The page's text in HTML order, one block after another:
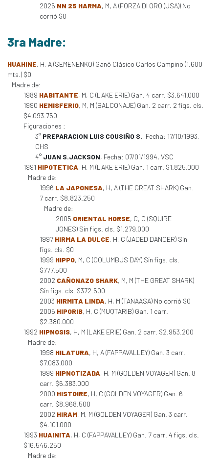
2025 NN 25 HARMA, M, A (FORZA DI ORO (USA)) No
corrió $0
3ra Madre:
HUAHINE, H, A (SEMENENKO) Ganó Clásico Carlos Campino (1.600
mts.) $0
Madre de:
1989 HABITANTE, M, C (LAKE ERIE) Gan. 4 carr. $3.641.000
1990 HEMISFERIO, M, M (BALCONAJE) Gan. 2 carr. 2 figs. cls.
$4.093.750
Figuraciones :
3° PREPARACION LUIS COUSIÑO S., Fecha: 17/10/1993,
CHS
4° JUAN S.JACKSON, Fecha: 07/01/1994, VSC
1991 HIPOTETICA, H, M (LAKE ERIE) Gan. 1 carr. $1.825.000
Madre de:
1996 LA JAPONESA, H, A (THE GREAT SHARK) Gan.
7 carr. $8.823.250
Madre de:
2005 ORIENTAL HORSE, C, C (SQUIRE
JONES) Sin figs. cls. $1.279.000
1997 HIRMA LA DULCE, H, C (JADED DANCER) Sin
figs. cls. $0
1999 HIPPO, M, C (COLUMBUS DAY) Sin figs. cls.
$777.500
2002 CAÑONAZO SHARK, M, M (THE GREAT SHARK)
Sin figs. cls. $372.500
2003 HIRMITA LINDA, H, M (TANAASA) No corrió $0
2005 HIPORIB, H, C (MUQTARIB) Gan. 1 carr.
$2.380.000
1992 HIPNOSIS, H, M (LAKE ERIE) Gan. 2 carr. $2.953.200
Madre de:
1998 HILATURA, H, A (FAPPAVALLEY) Gan. 3 carr.
$7.083.000
1999 HIPNOTIZADA, H, M (GOLDEN VOYAGER) Gan. 8
carr. $6.383.000
2000 HISTOIRE, H, C (GOLDEN VOYAGER) Gan. 6
carr. $8.968.500
2002 HIRAM, M, M (GOLDEN VOYAGER) Gan. 3 carr.
$4.101.000
1993 HUAINITA, H, C (FAPPAVALLEY) Gan. 7 carr. 4 figs. cls.
$16.546.250
Madre de: